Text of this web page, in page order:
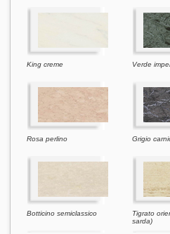
King creme Verde
Rosa perlino Grigio
Botticino semiclassico
Tigrato
sarda)